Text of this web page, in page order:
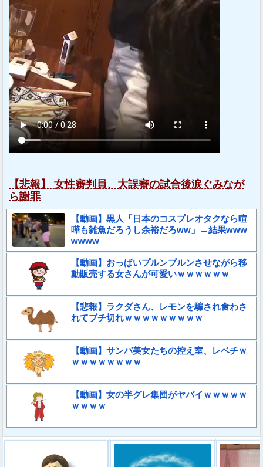
【悲報】 女性審判員、大誤審の試合後涙ぐみなが
ら謝罪
【動画】黒人「日本のコスプレオタクなら喧
嘩も雑魚だろうし余裕だろww」←結果www
wwww
【動画】おっぱいプルンプルンさせながら移
動販売する女さんが可愛いｗｗｗｗｗｗ
【悲報】ラクダさん、レモンを騙され食わさ
れてブチ切れｗｗｗｗｗｗｗｗｗ
【動画】サンバ美女たちの控え室、レベチｗ
ｗｗｗｗｗｗｗｗ
【動画】女の半グレ集団がヤバイｗｗｗｗｗ
ｗｗｗｗ